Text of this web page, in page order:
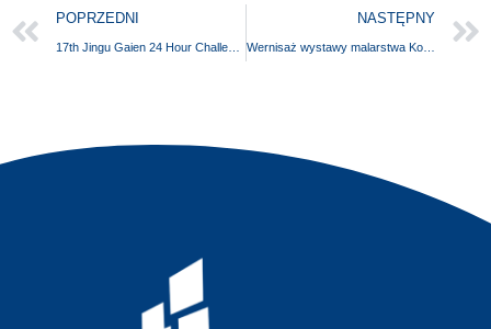
POPRZEDNI NASTĘPNY
Wernisaż wystawy malarstwa Koła Plastycznego działającego przy MDK Warszów